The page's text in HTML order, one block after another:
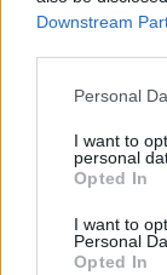
Downstream
Please note
not limited to
grant or deny
use your data
consent section.
Personal
I want to
personal
Opted In
I want to
Personal
Opted In
József, és ha
pillanat,
annak a
és nemzeti…